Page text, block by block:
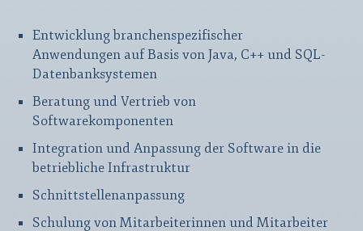
Entwicklung branchenspezifischer
Anwendungen auf Basis von Java, C++ und SQL-
Datenbanksystemen
Beratung und Vertrieb von
Softwarekomponenten
Integration und Anpassung der Software in die
betriebliche Infrastruktur
Schnittstellenanpassung
Schulung von Mitarbeiterinnen und Mitarbeiter